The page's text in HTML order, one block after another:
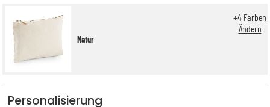
Natur
+4 Farben
Ändern
Personalisierung